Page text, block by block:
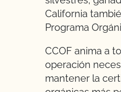
California
Programa
CCOF anima a
operación
mantener la